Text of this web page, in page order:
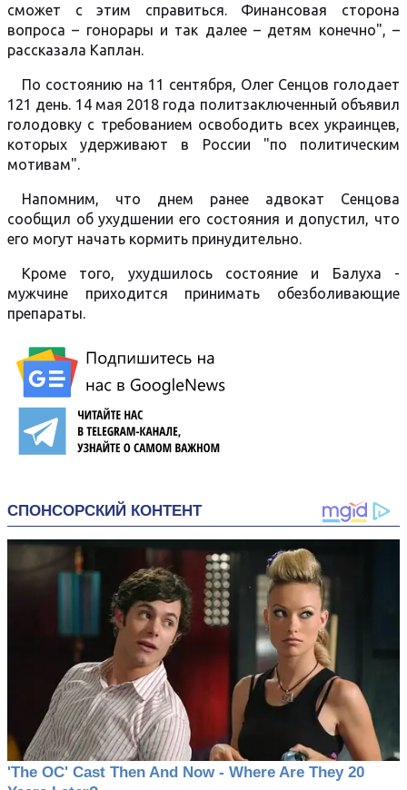
сможет с этим справиться. Финансовая сторона
вопроса – гонорары и так далее – детям конечно", –
рассказала Каплан.
По состоянию на 11 сентября, Олег Сенцов голодает
121 день. 14 мая 2018 года политзаключенный объявил
голодовку с требованием освободить всех украинцев,
которых удерживают в России "по политическим
мотивам".
Напомним, что днем ранее адвокат Сенцова
сообщил об ухудшении его состояния и допустил, что
его могут начать кормить принудительно.
Кроме того, ухудшилось состояние и Балуха -
мужчине приходится принимать обезболивающие
препараты.